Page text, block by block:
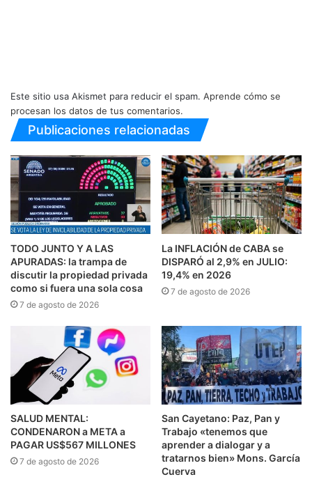
Este sitio usa Akismet para reducir el spam. Aprende cómo se
procesan los datos de tus comentarios.
Publicaciones relacionadas
TODO JUNTO Y A LAS
APURADAS: la trampa de
discutir la propiedad privada
como si fuera una sola cosa
7 de agosto de 2026
La INFLACIÓN de CABA se
DISPARÓ al 2,9% en JULIO:
19,4% en 2026
7 de agosto de 2026
SALUD MENTAL:
CONDENARON a META a
PAGAR US$567 MILLONES
7 de agosto de 2026
San Cayetano: Paz, Pan y
Trabajo «tenemos que
aprender a dialogar y a
tratarnos bien» Mons. García
Cuerva